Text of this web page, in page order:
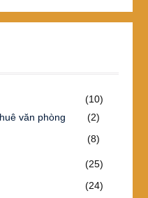
(10)
văn phòng
(2)
(8)
(25)
(24)